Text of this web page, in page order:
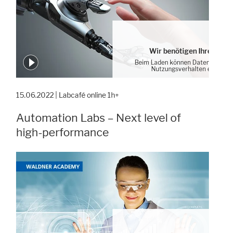
Wir benötigen Ihre
Beim Laden können Daten von
Nutzungsverhalten
15.06.2022 | Labcafé online 1h+
Automation Labs – Next level of
high-performance